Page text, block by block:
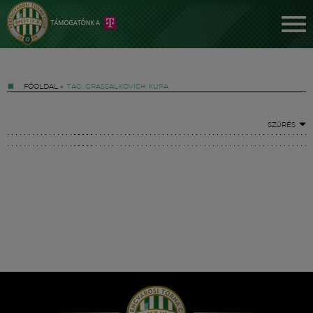
FŐOLDAL » TAG: GRASSALKOVICH KUPA
SZŰRÉS
Hírek